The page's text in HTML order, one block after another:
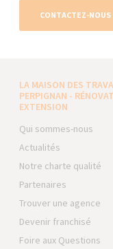
CONTACTEZ-NOUS
LA MAISON DES
PERPIGNAN -
EXTENSION
Qui sommes-nous
Actualités
Notre charte qualité
Partenaires
Trouver une agence
Devenir franchisé
Foire aux Questions